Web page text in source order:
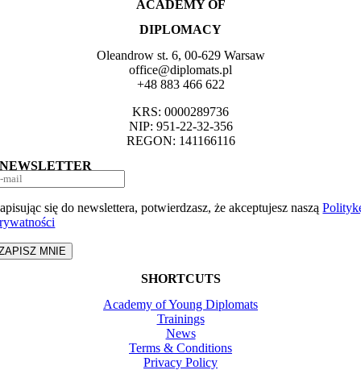
ACADEMY OF
DIPLOMACY
Oleandrow st. 6, 00-629 Warsaw
office@diplomats.pl
+48 883 466 622
KRS: 0000289736
NIP: 951-22-32-356
REGON: 141166116
NEWSLETTER
się do newslettera, potwierdzasz, że akceptujesz naszą
MNIE
SHORTCUTS
Academy of Young Diplomats
Trainings
News
Terms & Conditions
Privacy Policy